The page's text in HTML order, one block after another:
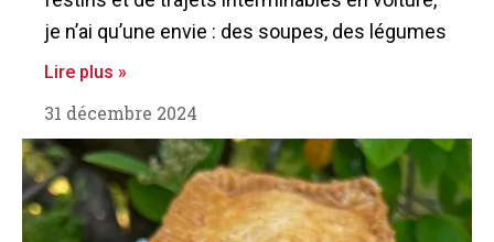
je n’ai qu’une envie : des soupes, des légumes
Lire plus »
31 décembre 2024